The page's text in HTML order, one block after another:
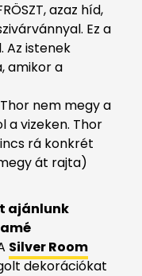
azaz híd,
Ez a
Az istenek
amikor a
nem megy a
a vizeken. Thor
rá konkrét
át rajta)
ajánlunk
Silver Room
dekorációkat